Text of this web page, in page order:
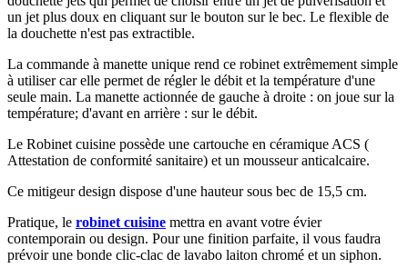
un jet plus doux en cliquant sur le bouton sur le bec. Le flexible de
la douchette n'est pas extractible.
La commande à manette unique rend ce robinet extrêmement simple
à utiliser car elle permet de régler le débit et la température d'une
seule main. La manette actionnée de gauche à droite : on joue sur la
température; d'avant en arrière : sur le débit.
Le Robinet cuisine possède une cartouche en céramique ACS (
Attestation de conformité sanitaire) et un mousseur anticalcaire.
Ce mitigeur design dispose d'une hauteur sous bec de 15,5 cm.
Pratique, le robinet cuisine mettra en avant votre évier
contemporain ou design. Pour une finition parfaite, il vous faudra
prévoir une bonde clic-clac de lavabo laiton chromé et un siphon.